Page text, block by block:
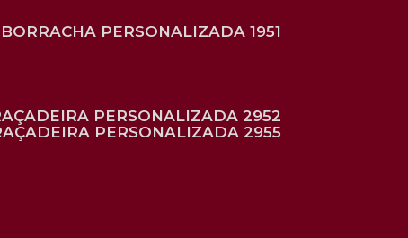
BORRACHA PERSONALIZADA 1951
PERSONALIZADA 2952
PERSONALIZADA 2955